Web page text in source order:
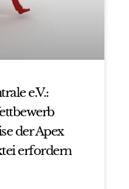
e.V.:
der Apex
erfordern